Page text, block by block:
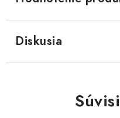
Diskusia